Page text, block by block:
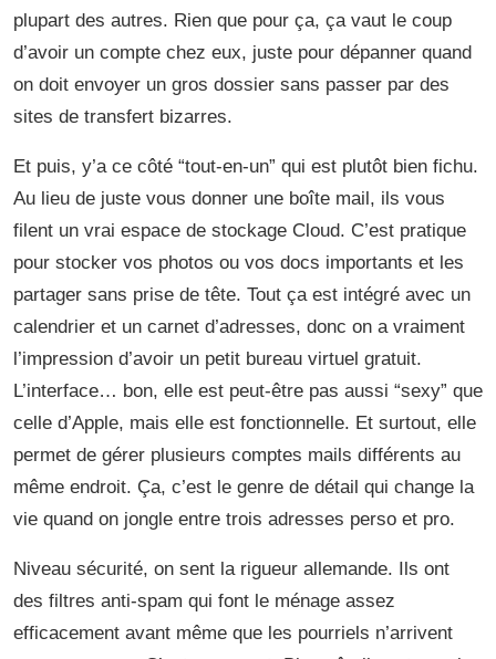
plupart des autres. Rien que pour ça, ça vaut le coup
d’avoir un compte chez eux, juste pour dépanner quand
on doit envoyer un gros dossier sans passer par des
sites de transfert bizarres.
Et puis, y’a ce côté “tout-en-un” qui est plutôt bien fichu.
Au lieu de juste vous donner une boîte mail, ils vous
filent un vrai espace de stockage Cloud. C’est pratique
pour stocker vos photos ou vos docs importants et les
partager sans prise de tête. Tout ça est intégré avec un
calendrier et un carnet d’adresses, donc on a vraiment
l’impression d’avoir un petit bureau virtuel gratuit.
L’interface… bon, elle est peut-être pas aussi “sexy” que
celle d’Apple, mais elle est fonctionnelle. Et surtout, elle
permet de gérer plusieurs comptes mails différents au
même endroit. Ça, c’est le genre de détail qui change la
vie quand on jongle entre trois adresses perso et pro.
Niveau sécurité, on sent la rigueur allemande. Ils ont
des filtres anti-spam qui font le ménage assez
efficacement avant même que les pourriels n’arrivent